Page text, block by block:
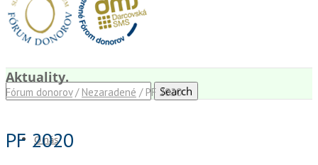
O nás
Aktuality.
Fórum donorov/ Nezaradené / PF 2020
PF 2020